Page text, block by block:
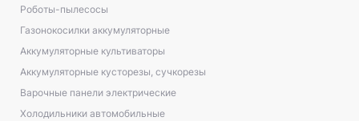
Роботы-пылесосы
Газонокосилки аккумуляторные
Аккумуляторные культиваторы
Аккумуляторные кусторезы, сучкорезы
Варочные панели электрические
Холодильники автомобильные